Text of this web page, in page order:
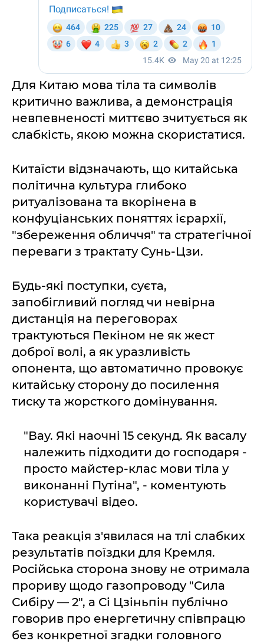
Для Китаю мова тіла та символів
критично важлива, а демонстрація
невпевненості миттєво зчитується як
слабкість, якою можна скористатися.
Китаїсти відзначають, що китайська
політична культура глибоко
ритуалізована та вкорінена в
конфуціанських поняттях ієрархії,
"збереження обличчя" та стратегічної
переваги з трактату Сунь-Цзи.
Будь-які поступки, суєта,
запобігливий погляд чи невірна
дистанція на переговорах
трактуються Пекіном не як жест
доброї волі, а як уразливість
опонента, що автоматично провокує
китайську сторону до посилення
тиску та жорсткого домінування.
"Вау. Які наочні 15 секунд. Як васалу
належить підходити до господаря -
просто майстер-клас мови тіла у
виконанні Путіна", - коментують
користувачі відео.
Така реакція з'явилася на тлі слабких
результатів поїздки для Кремля.
Російська сторона знову не отримала
прориву щодо газопроводу "Сила
Сибіру — 2", а Сі Цзіньпін публічно
говорив про енергетичну співпрацю
без конкретної згадки головного